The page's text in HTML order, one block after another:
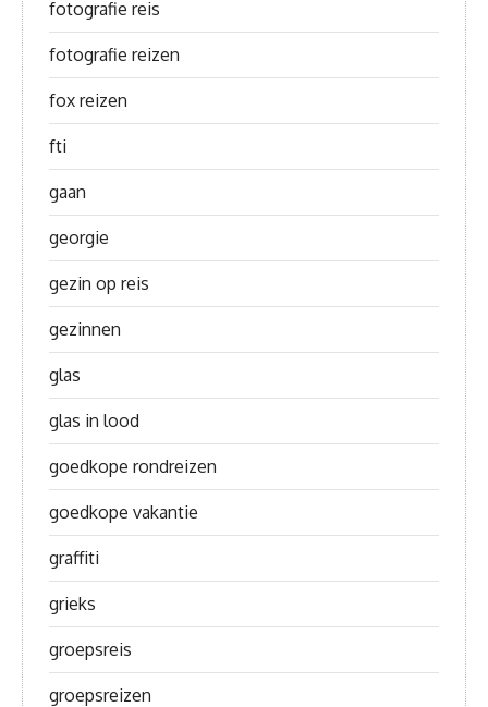
fotografie reis
fotografie reizen
fox reizen
fti
gaan
georgie
gezin op reis
gezinnen
glas
glas in lood
goedkope rondreizen
goedkope vakantie
graffiti
grieks
groepsreis
groepsreizen